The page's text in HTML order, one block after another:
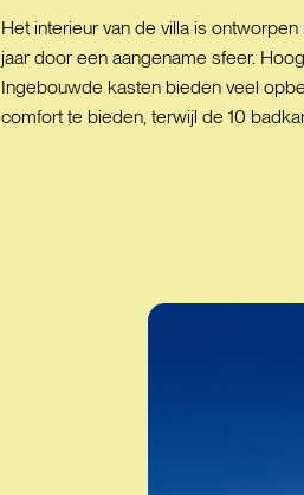
Het interieur van de villa is
jaar door een aangename sfeer.
Ingebouwde kasten bieden veel
comfort te bieden, terwijl de 10